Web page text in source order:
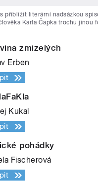
přiblížit literární nadsázkou
Karla Čapka trochu jinou
zmizelých
Erben
Kukal
pohádky
Fischerová